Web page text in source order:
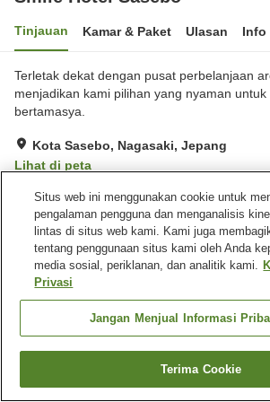
Tinjauan Kamar & Paket Ulasan Info
Terletak dekat dengan pusat perbelanjaan
menjadikan kami pilihan yang nyaman
bertamasya.
Kota Sasebo, Nagasaki, Jepang
Lihat di peta
Baik Ulasan:102
Fasilitas properti
Lima menit berjalan kaki ke
stasiun
Restoran
Beranda Jepang Nagasaki
Kota
Cari kamar
Situs web ini menggunakan cookie untuk
pengalaman pengguna dan menganalisis
lintas di situs web kami. Kami juga
tentang penggunaan situs kami oleh Anda
media sosial, periklanan, dan analitik kami.
Privasi
Jangan Menjual Informasi
Terima Cookie